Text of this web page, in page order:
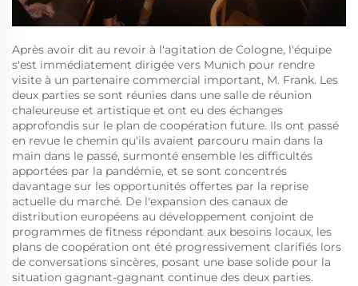
Après avoir dit au revoir à l'agitation de Cologne, l'équipe
s'est immédiatement dirigée vers Munich pour rendre
visite à un partenaire commercial important, M. Frank. Les
deux parties se sont réunies dans une salle de réunion
chaleureuse et artistique et ont eu des échanges
approfondis sur le plan de coopération future. Ils ont passé
en revue le chemin qu'ils avaient parcouru main dans la
main dans le passé, surmonté ensemble les difficultés
apportées par la pandémie, et se sont concentrés
davantage sur les opportunités offertes par la reprise
actuelle du marché. De l'expansion des canaux de
distribution européens au développement conjoint de
programmes de fitness répondant aux besoins locaux, les
plans de coopération ont été progressivement clarifiés lors
de conversations sincères, posant une base solide pour la
situation gagnant-gagnant continue des deux parties.